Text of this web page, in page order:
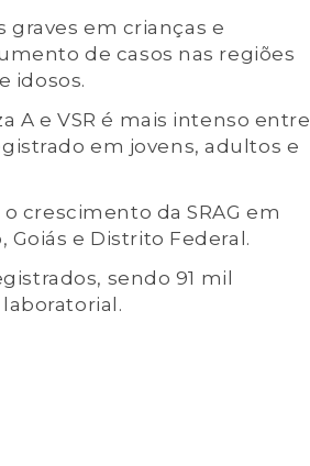
graves em crianças e
de casos nas regiões
idosos.
A e VSR é mais intenso entre
em jovens, adultos e
crescimento da SRAG em
Goiás e Distrito Federal.
sendo 91 mil